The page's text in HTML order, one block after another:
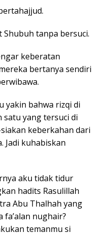
Shubuh tanpa bersuci.
keberatan
bertanya sendiri
yakin bahwa rizqi di
satu yang tersuci di
keberkahan dari
Jadi kuhabiskan
aku tidak tidur
hadits Rasulillah
Abu Thalhah yang
fa’alan nughair?
temanmu si